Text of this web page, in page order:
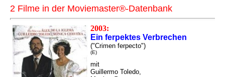
2 Filme in der Moviemaster®-Datenbank
2003:
Ein ferpektes Verbrechen
("Crimen ferpecto")
(E)
mit
Guillermo Toledo,